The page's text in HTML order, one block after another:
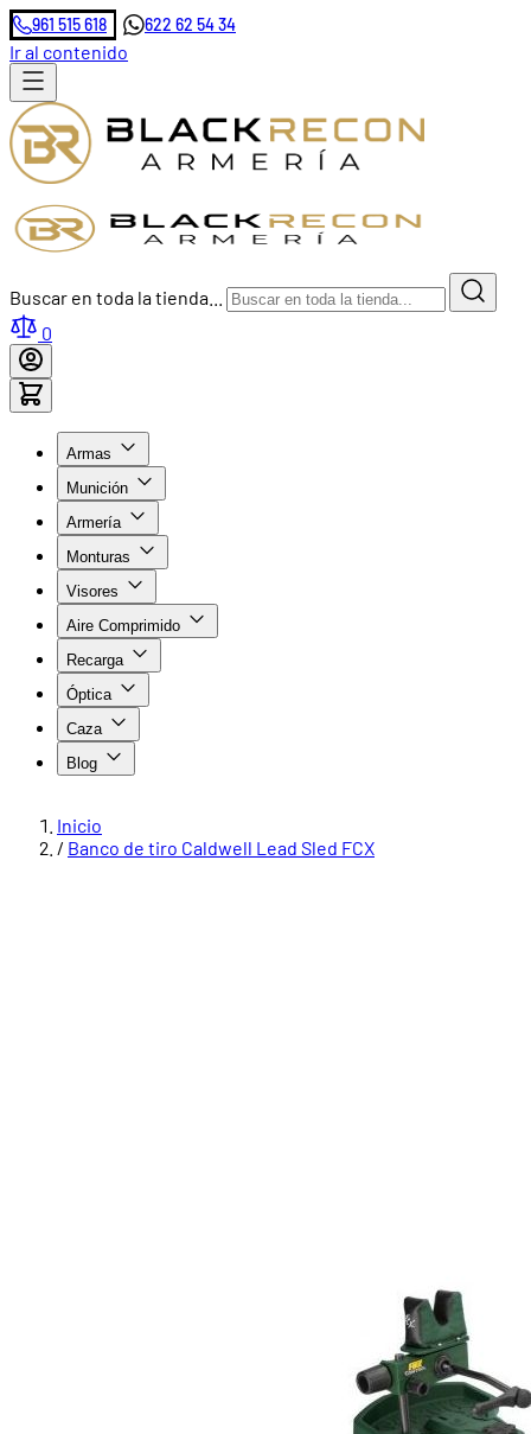
961 515 618 622 62 54 34
Ir al contenido
Buscar en toda la tienda...
0
Armas
Munición
Armería
Monturas
Visores
Aire Comprimido
Recarga
Óptica
Caza
Blog
Inicio
/ Banco de tiro Caldwell Lead Sled FCX